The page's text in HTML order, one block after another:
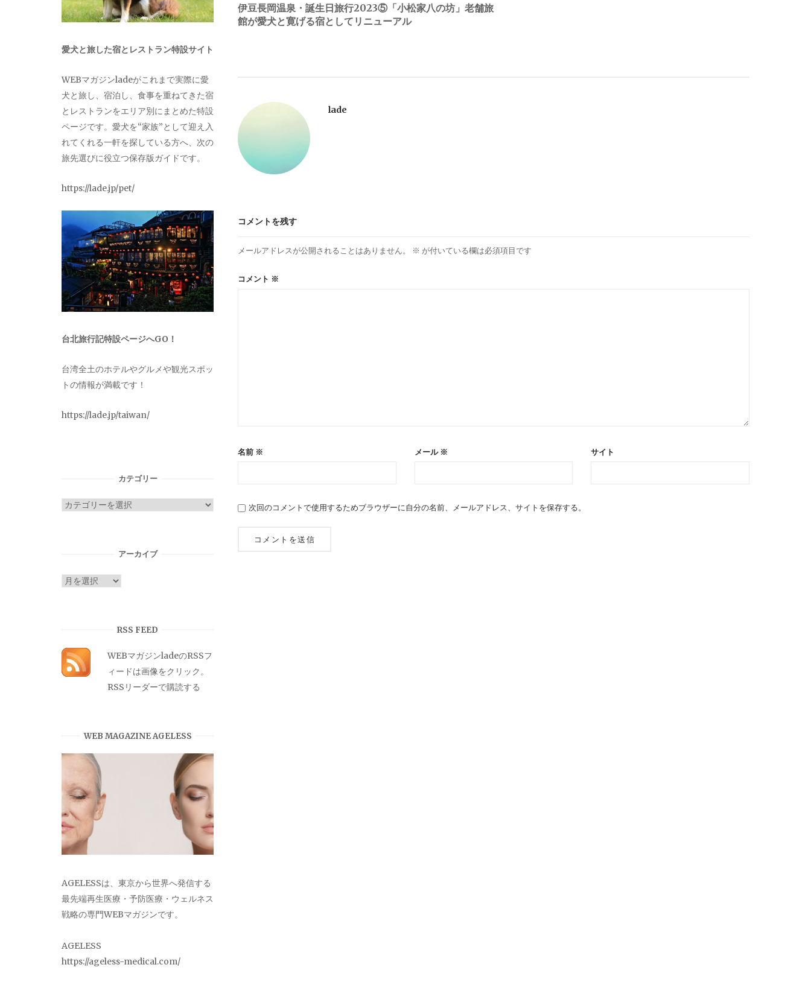
稿
ゲ
ー
シ
ン
伊豆長岡温泉・誕生日旅行2023⑤「小松家八の坊」老舗旅
館が愛犬と寛げる宿としてリニューアル
lade
コメントを残す
メールアドレスが公開されることはありません。 ※ が付いている欄は必須項目です
コメント ※
名前 ※ メール ※ サイト
次回のコメントで使用するためブラウザーに自分の名前、メールアドレス、サイトを保存する。
愛犬と旅した宿とレストラン特設サイト
WEBマガジンladeがこれまで実際に愛
犬と旅し、宿泊し、食事を重ねてきた宿
とレストランをエリア別にまとめた特設
ページです。愛犬を“家族”として迎え入
れてくれる一軒を探している方へ、次の
旅先選びに役立つ保存版ガイドです。
https://lade.jp/pet/
台北旅行記特設ページへGO！
台湾全土のホテルやグルメや観光スポッ
トの情報が満載です！
https://lade.jp/taiwan/
カテゴリー
カ
アーカイブ
ア
RSS FEED
WEBマガジンladeのRSSフ
ィードは画像をクリック。
RSSリーダーで購読する
WEB MAGAZINE AGELESS
AGELESSは、東京から世界へ発信する
最先端再生医療・予防医療・ウェルネス
戦略の専門WEBマガジンです。
AGELESS
https://ageless-medical.com/